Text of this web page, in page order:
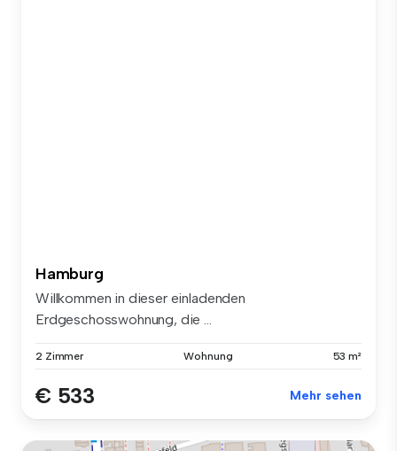
Hamburg
Willkommen in dieser einladenden
Erdgeschosswohnung, die ...
2 Zimmer Wohnung 53 m²
€ 533 Mehr sehen